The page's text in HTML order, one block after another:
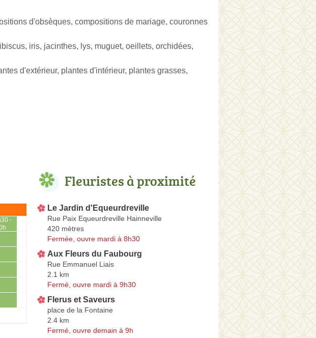
d'obsèques, compositions de mariage, couronnes
iris, jacinthes, lys, muguet, oeillets, orchidées,
d'extérieur, plantes d'intérieur, plantes grasses,
-
Fleuristes à proximité
Le Jardin d'Equeurdreville
Rue Paix Equeurdreville Hainneville
420 mètres
Fermée, ouvre mardi à 8h30
Aux Fleurs du Faubourg
Rue Emmanuel Liais
2.1 km
Fermé, ouvre mardi à 9h30
Flerus et Saveurs
place de la Fontaine
2.4 km
Fermé, ouvre demain à 9h